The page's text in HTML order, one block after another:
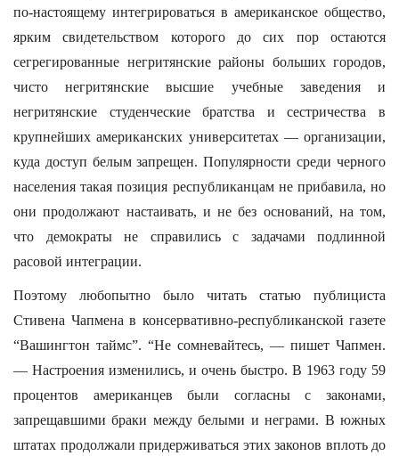
по-настоящему интегрироваться в американское общество,
ярким свидетельством которого до сих пор остаются
сегрегированные негритянские районы больших городов,
чисто негритянские высшие учебные заведения и
негритянские студенческие братства и сестричества в
крупнейших американских университетах — организации,
куда доступ белым запрещен. Популярности среди черного
населения такая позиция республиканцам не прибавила, но
они продолжают настаивать, и не без оснований, на том,
что демократы не справились с задачами подлинной
расовой интеграции.
Поэтому любопытно было читать статью публициста
Стивена Чапмена в консервативно-республиканской газете
“Вашингтон таймс”. “Не сомневайтесь, — пишет Чапмен.
— Настроения изменились, и очень быстро. В 1963 году 59
процентов американцев были согласны с законами,
запрещавшими браки между белыми и неграми. В южных
штатах продолжали придерживаться этих законов вплоть до